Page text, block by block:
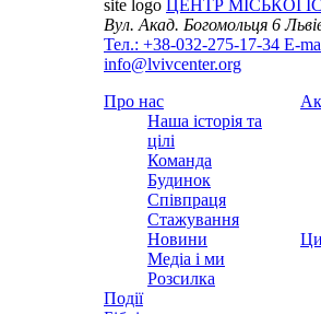
site logo
ЦЕНТР МІСЬКОЇ
Вул. Акад. Богомольця 6
Тел.: +38-032-275-17-34 E-
info@lvivcenter.org
Про нас
Наша історія та
цілі
Команда
Будинок
Співпраця
Стажування
Новини
Медіа і ми
Розсилка
Події